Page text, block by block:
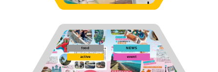
food NEWS
active event
2026.03.27